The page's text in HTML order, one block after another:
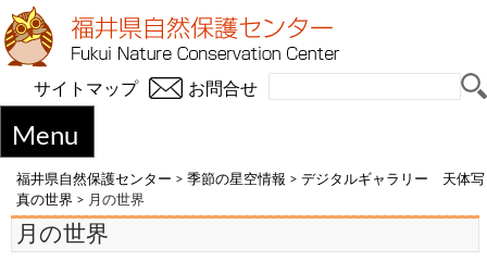
お問合せ
サイトマップ
Menu
福井県自然保護センター > 季節の星空情報 > デジタルギャラリー 天体写
真の世界 > 月の世界
月の世界